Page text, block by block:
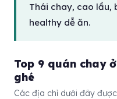
Thái chay, cao lầu,
healthy dễ ăn.
Top 9 quán chay
ghé
Các địa chỉ dưới đây